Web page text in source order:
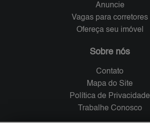
Anuncie
Vagas para corretores
Ofereça seu imóvel
Sobre nós
Contato
Mapa do Site
Política de Privacidade
Trabalhe Conosco